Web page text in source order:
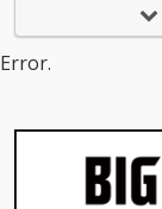
Error.